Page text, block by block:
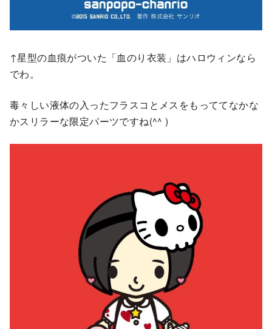
↑星型の血痕がついた「血のり衣装」はハロウィンなら
でわ。
毒々しい液体の入ったフラスコとメスをもっててなかな
かスリラーな限定パーツですね(^^ )